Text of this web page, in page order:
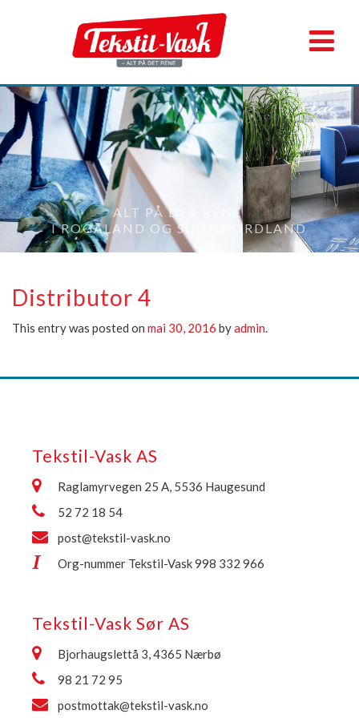
ALT PÅ DET RENE
I ROGALAND OG SUNNHORDLAND
Distributor 4
This entry was posted on mai 30, 2016 byadmin.
Tekstil-Vask AS
Raglamyrvegen 25 A, 5536 Haugesund
52 72 18 54
post@tekstil-vask.no
Org-nummer Tekstil-Vask 998 332 966
Tekstil-Vask Sør AS
Bjorhaugslettå 3, 4365 Nærbø
98 21 72 95
postmottak@tekstil-vask.no